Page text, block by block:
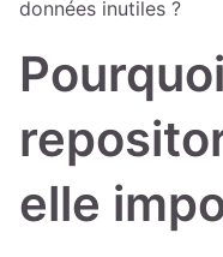
données inutiles ?
elle